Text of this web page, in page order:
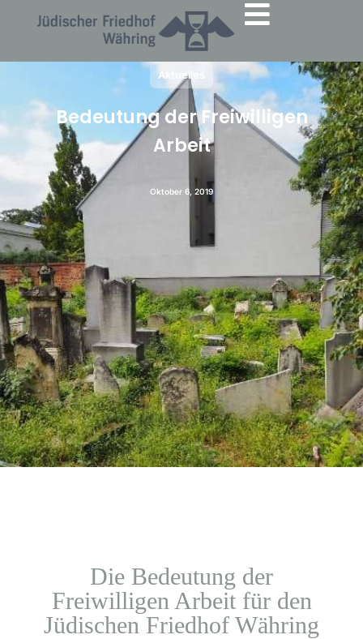
Aktuelles
Bedeutung der Freiwilligen
Arbeit
Oktober 6, 2019
Die Bedeutung der
Freiwilligen Arbeit für den
Jüdischen Friedhof Währing